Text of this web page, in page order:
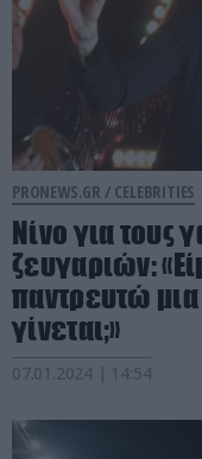
PRONEWS.GR / CELEBRITIES
Νίνο για
ζευγαριών:
παντρευτώ μια
γίνεται;»
07.01.2024 | 14:54